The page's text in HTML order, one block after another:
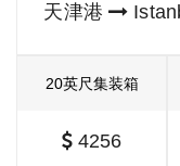
天津港
20英尺集装箱
4256